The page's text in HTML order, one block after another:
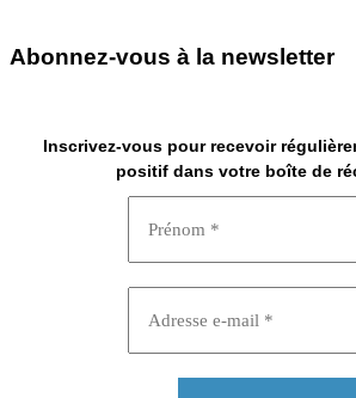
Abonnez-vous à la newsletter
Inscrivez-vous pour recevoir
positif dans votre boîte de